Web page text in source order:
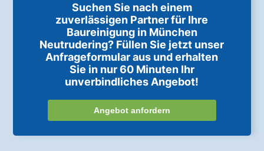
Suchen Sie nach einem
zuverlässigen Partner für Ihre
Baureinigung in München
Neutrudering? Füllen Sie jetzt unser
Anfrageformular aus und erhalten
Sie in nur 60 Minuten Ihr
unverbindliches Angebot!
Angebot anfordern